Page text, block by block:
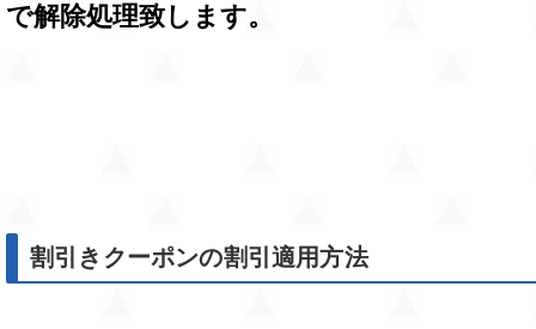
で解除処理致します。
割引きクーポンの割引適用方法